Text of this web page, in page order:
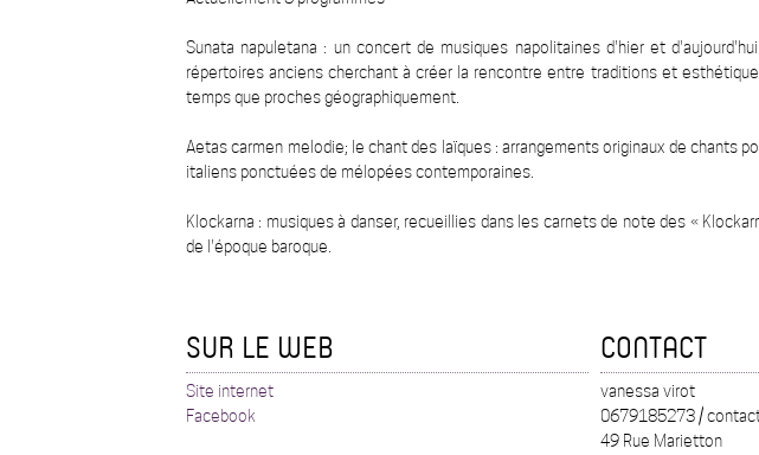
Sunata napuletana : un concert de musiques napolitaines d'hier et
répertoires anciens cherchant à créer la rencontre entre traditions et
temps que proches géographiquement.
Aetas carmen melodie; le chant des laïques : arrangements originaux de chants
italiens ponctuées de mélopées contemporaines.
Klockarna : musiques à danser, recueillies dans les carnets de note des «
de l'époque baroque.
SUR LE WEB
Site internet
Facebook
CONTACT
vanessa virot
0679185273 /
49 Rue Marietton